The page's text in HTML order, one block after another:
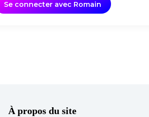
Se connecter avec Romain
À propos du site